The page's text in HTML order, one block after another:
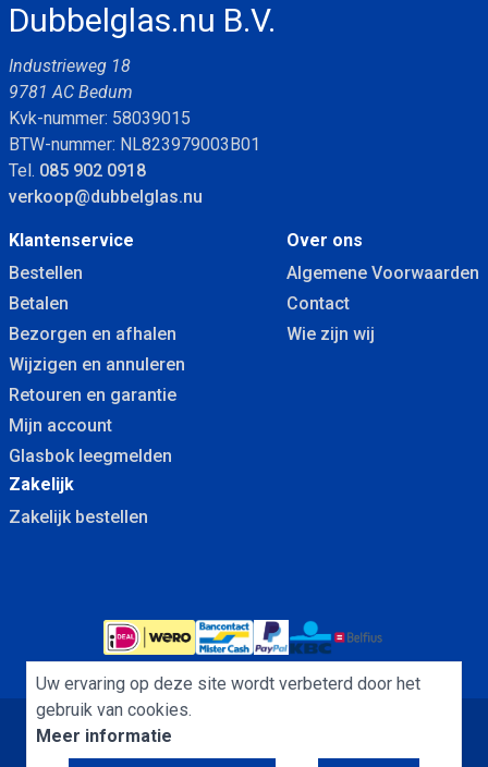
Dubbelglas.nu B.V.
Industrieweg 18
9781 AC Bedum
Kvk-nummer: 58039015
BTW-nummer: NL823979003B01
Tel. 085 902 0918
verkoop@dubbelglas.nu
Klantenservice
Bestellen
Betalen
Bezorgen en afhalen
Wijzigen en annuleren
Retouren en garantie
Mijn account
Glasbok leegmelden
Over ons
Algemene Voorwaarden
Contact
Wie zijn wij
Zakelijk
Zakelijk bestellen
Algemene Voorwaarden
Uw ervaring op deze site wordt verbeterd door het
gebruik van cookies.
Meer informatie